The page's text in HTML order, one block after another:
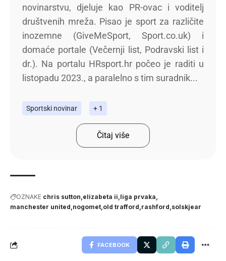
novinarstvu, djeluje kao PR-ovac i voditelj
društvenih mreža. Pisao je sport za različite
inozemne (GiveMeSport, Sport.co.uk) i
domaće portale (Večernji list, Podravski list i
dr.). Na portalu HRsport.hr počeo je raditi u
listopadu 2023., a paralelno s tim suradnik...
Sportski novinar + 1
Čitaj više
OZNAKE chris sutton elizabeta ii liga prvaka
manchester united nogomet old trafford rashford solskjear
FACEBOOK